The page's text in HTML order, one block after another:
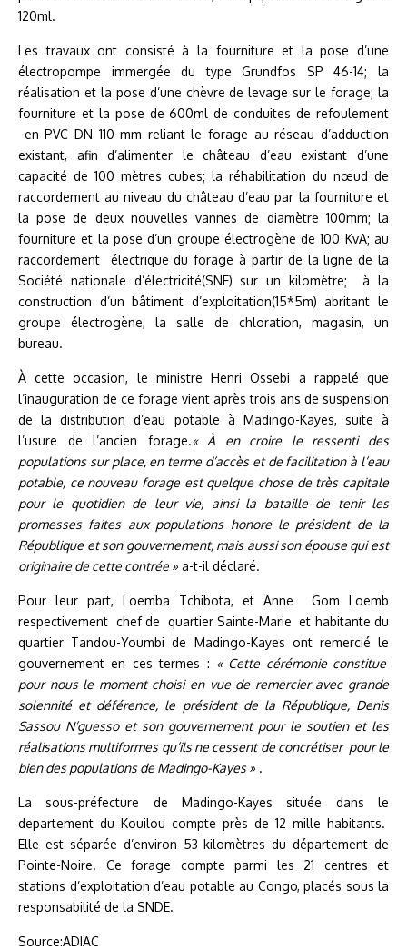
120ml.
Les travaux ont consisté à la fourniture et la pose d’une
électropompe immergée du type Grundfos SP 46-14; la
réalisation et la pose d’une chèvre de levage sur le forage; la
fourniture et la pose de 600ml de conduites de refoulement
en PVC DN 110 mm reliant le forage au réseau d’adduction
existant, afin d’alimenter le château d’eau existant d’une
capacité de 100 mètres cubes; la réhabilitation du nœud de
raccordement au niveau du château d’eau par la fourniture et
la pose de deux nouvelles vannes de diamètre 100mm; la
fourniture et la pose d’un groupe électrogène de 100 KvA; au
raccordement électrique du forage à partir de la ligne de la
Société nationale d’électricité(SNE) sur un kilomètre; à la
construction d’un bâtiment d’exploitation(15*5m) abritant le
groupe électrogène, la salle de chloration, magasin, un
bureau.
À cette occasion, le ministre Henri Ossebi a rappelé que
l’inauguration de ce forage vient après trois ans de suspension
de la distribution d’eau potable à Madingo-Kayes, suite à
l’usure de l’ancien forage.« À en croire le ressenti des
populations sur place, en terme d’accès et de facilitation à l’eau
potable, ce nouveau forage est quelque chose de très capitale
pour le quotidien de leur vie, ainsi la bataille de tenir les
promesses faites aux populations honore le président de la
République et son gouvernement, mais aussi son épouse qui est
originaire de cette contrée » a-t-il déclaré.
Pour leur part, Loemba Tchibota, et Anne Gom Loemb
respectivement chef de quartier Sainte-Marie et habitante du
quartier Tandou-Youmbi de Madingo-Kayes ont remercié le
gouvernement en ces termes : « Cette cérémonie constitue
pour nous le moment choisi en vue de remercier avec grande
solennité et déférence, le président de la République, Denis
Sassou N’guesso et son gouvernement pour le soutien et les
réalisations multiformes qu’ils ne cessent de concrétiser pour le
bien des populations de Madingo-Kayes » .
La sous-préfecture de Madingo-Kayes située dans le
departement du Kouilou compte près de 12 mille habitants.
Elle est séparée d’environ 53 kilomètres du département de
Pointe-Noire. Ce forage compte parmi les 21 centres et
stations d’exploitation d’eau potable au Congo, placés sous la
responsabilité de la SNDE.
Source:ADIAC